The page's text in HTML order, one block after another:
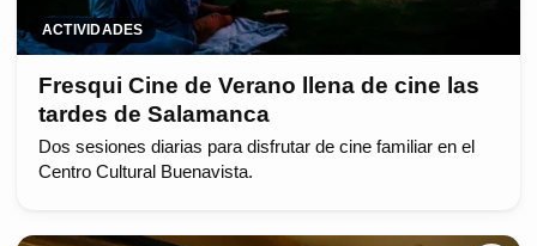
ACTIVIDADES
Fresqui Cine de Verano llena de cine las
tardes de Salamanca
Dos sesiones diarias para disfrutar de cine familiar en el
Centro Cultural Buenavista.